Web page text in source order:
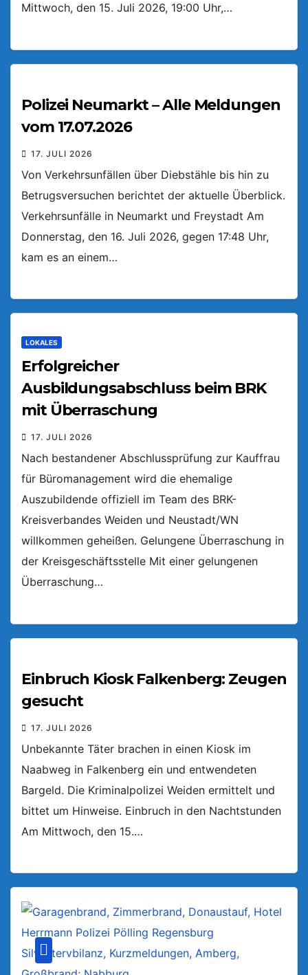
Mittwoch, den 15. Juli 2026, 19:00 Uhr,…
Polizei Neumarkt – Alle Meldungen
vom 17.07.2026
17. JULI 2026
Von Verkehrsunfällen über Diebstähle bis hin zu
Betrugsversuchen berichtet der aktuelle Überblick.
Verkehrsunfälle in Neumarkt und Freystadt Am
Donnerstag, den 16. Juli 2026, gegen 17:48 Uhr,
kam es an einem…
LOKALES
Erfolgreicher
Ausbildungsabschluss beim BRK
mit Überraschung
17. JULI 2026
Nach bestandener Abschlussprüfung zur Kauffrau
für Büromanagement wird die ehemalige
Auszubildende offiziell im Team des BRK-
Kreisverbandes Weiden und Neustadt/WN
willkommen geheißen. Gelungene Überraschung in
der Kreisgeschäftsstelle Mit einer gelungenen
Überraschung…
Einbruch Kiosk Falkenberg: Zeugen
gesucht
17. JULI 2026
Unbekannte Täter brachen in einen Kiosk im
Naabweg in Falkenberg ein und entwendeten
Bargeld. Die Kriminalpolizei Weiden ermittelt und
bittet um Hinweise. Einbruch in den Nachtstunden
Am Mittwoch, den 15.…